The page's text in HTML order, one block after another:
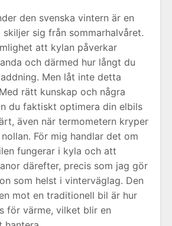
den svenska vintern är en
skiljer sig från sommarhalvåret.
att kylan påverkar
och därmed hur långt du
Men låt inte detta
rätt kunskap och några
du faktiskt optimera din elbils
även när termometern kryper
För mig handlar det om
fungerar i kyla och att
därefter, precis som jag gör
som helst i vinterväglag. Den
mot en traditionell bil är hur
för värme, vilket blir en